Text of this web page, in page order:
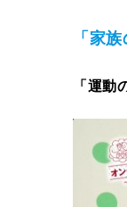
「家
「運動